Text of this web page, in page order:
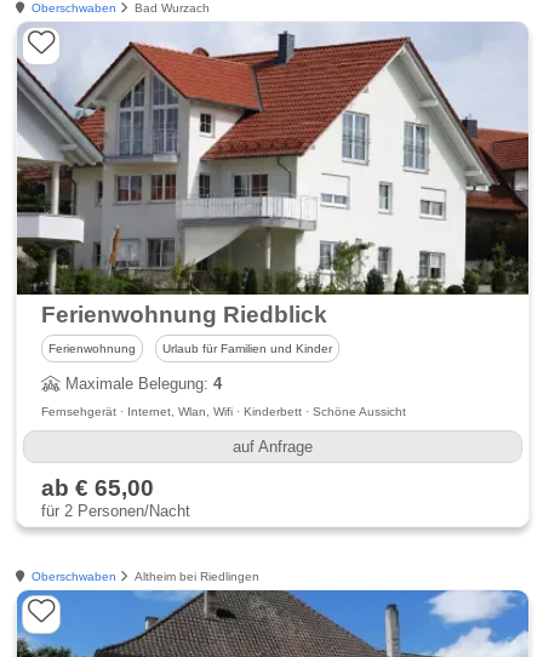
Oberschwaben Bad Wurzach
Ferienwohnung Riedblick
Ferienwohnung Urlaub für Familien und Kinder
Maximale Belegung:4
Fernsehgerät · Internet, Wlan, Wifi · Kinderbett · Schöne Aussicht
auf Anfrage
ab € 65,00
für 2 Personen/Nacht
Oberschwaben Altheim bei Riedlingen